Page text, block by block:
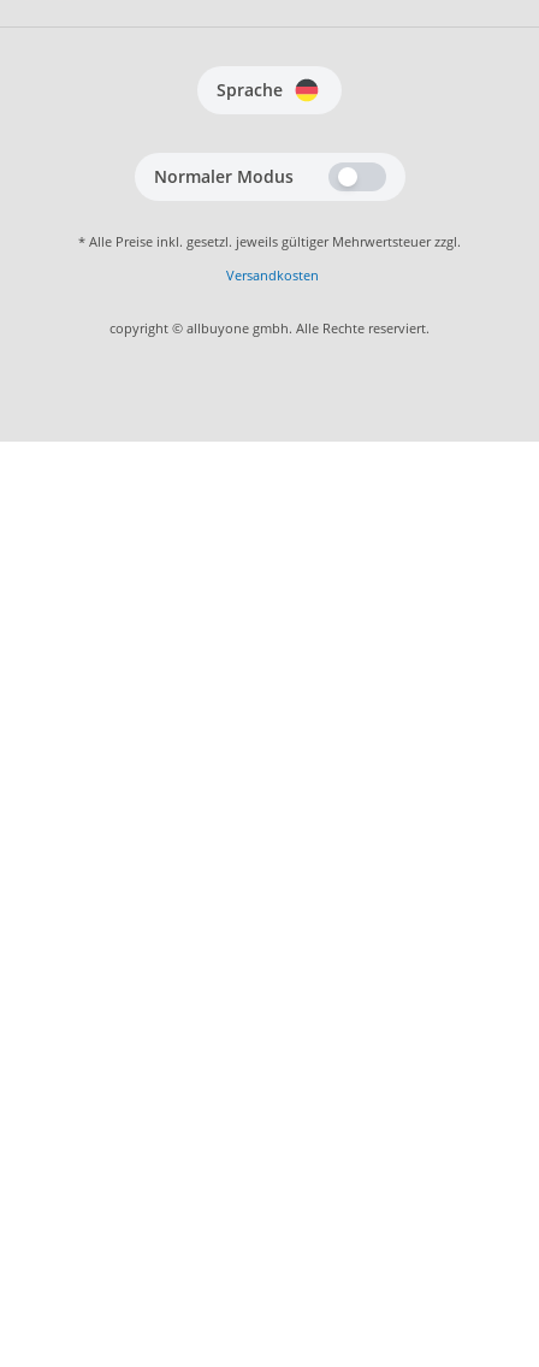
Sprache
Normaler Modus
* Alle Preise inkl. gesetzl. jeweils gültiger Mehrwertsteuer zzgl.
Versandkosten
copyright © allbuyone gmbh. Alle Rechte reserviert.